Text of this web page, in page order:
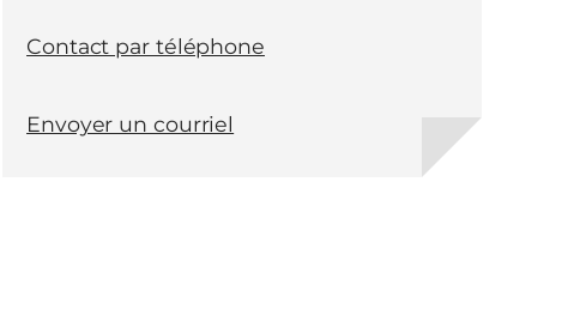
Contact par téléphone
Envoyer un courriel